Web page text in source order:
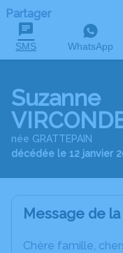
Partager
SMS WhatsApp
Suzanne
née GRATTEPAIN
décédée le 12 janvier
Message de
Chère famille,